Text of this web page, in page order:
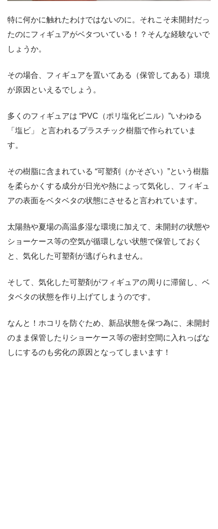
特に何かに触れたわけではないのに。それこそ未開封だっ
たのにフィギュアがベタついている！？そんな経験ないで
しょうか。
その場合、フィギュアを置いてある（保管してある）環境
が原因といえるでしょう。
多くのフィギュアは “PVC（ポリ塩化ビニル）”いわゆる
「塩ビ」 と言われるプラスチック樹脂で作られていま
す。
その樹脂に含まれている “可塑剤（かそざい）”という樹脂
を柔らかくする成分が日光や熱によって気化し、フィギュ
アの表面をベタベタの状態にさせると言われています。
太陽熱や夏場の高温多湿な環境に加えて、未開封の状態や
ショーケース等の空気が循環しない状態で保管しておく
と、気化した可塑剤が逃げられません。
そして、気化した可塑剤がフィギュアの周りに滞留し、ベ
タベタの状態を作り上げてしまうのです。
なんと！ホコリを防ぐため、新品状態を保つ為に、未開封
のまま保管したりショーケース等の密封空間に入れっぱな
しにするのも劣化の原因となってしまいます！